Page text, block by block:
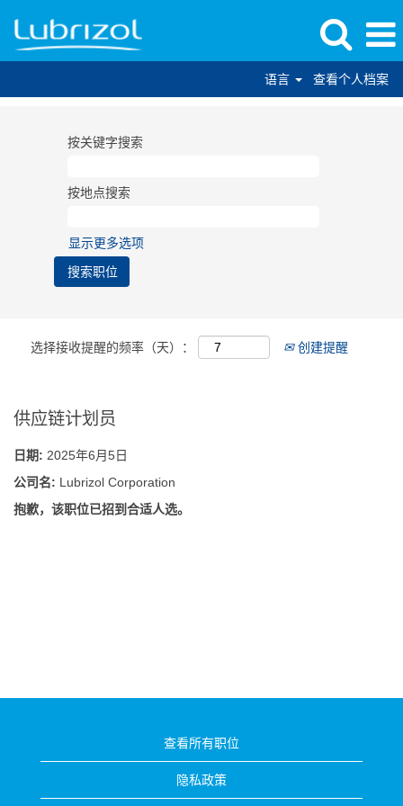
语言 查看个人档案
按关键字搜索
按地点搜索
显示更多选项
选择接收提醒的频率（天）： 创建提醒
供应链计划员
日期: 2025年6月5日
公司名: Lubrizol Corporation
抱歉，该职位已招到合适人选。
查看所有职位
隐私政策